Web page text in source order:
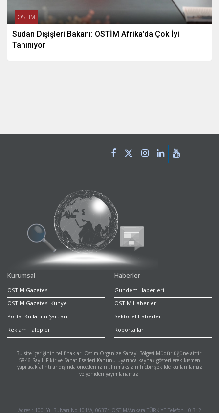
OSTİM
Sudan Dışişleri Bakanı: OSTİM Afrika’da Çok İyi
Tanınıyor
Kurumsal
OSTİM Gazetesi
OSTİM Gazetesi Künye
Portal Kullanım Şartları
Reklam Talepleri
Haberler
Gündem Haberleri
OSTİM Haberleri
Sektörel Haberler
Röpörtajlar
Bu site içeriğinin telif hakları Ostim Organize Sanayi Bölgesi Müdürlüğüne aittir.
5846 Sayılı Fikir ve Sanat Eserleri Kanunu uyarınca kaynak gösterilerek kısmen
yapılacak alıntılar dışında önceden izin alınmaksızın hiçbir şekilde kullanılamaz
ve yeniden yayımlanamaz.
Adres : 100. Yıl Bulvarı No:101/A, 06374 OSTİM/Ankara-TÜRKİYE Telefon : 0 312